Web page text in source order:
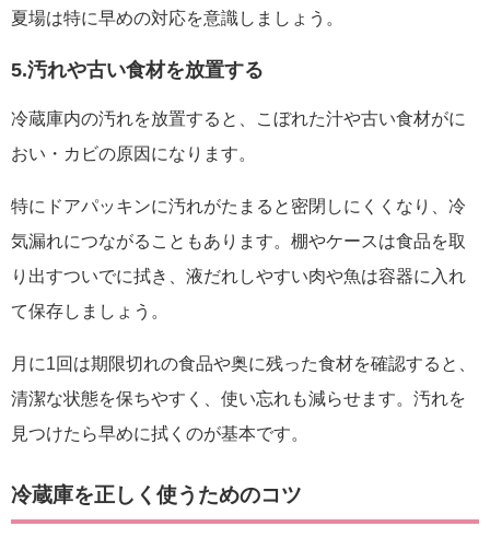
夏場は特に早めの対応を意識しましょう。
5.汚れや古い食材を放置する
冷蔵庫内の汚れを放置すると、こぼれた汁や古い食材がに
おい・カビの原因になります。
特にドアパッキンに汚れがたまると密閉しにくくなり、冷
気漏れにつながることもあります。棚やケースは食品を取
り出すついでに拭き、液だれしやすい肉や魚は容器に入れ
て保存しましょう。
月に1回は期限切れの食品や奥に残った食材を確認すると、
清潔な状態を保ちやすく、使い忘れも減らせます。汚れを
見つけたら早めに拭くのが基本です。
冷蔵庫を正しく使うためのコツ